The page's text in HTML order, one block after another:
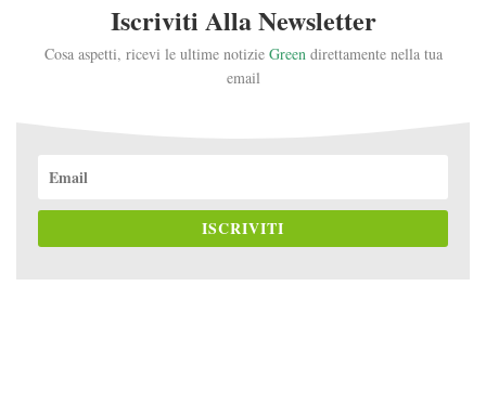
Iscriviti Alla Newsletter
Cosa aspetti, ricevi le ultime notizie Greendirettamente nella tua
email
ISCRIVITI